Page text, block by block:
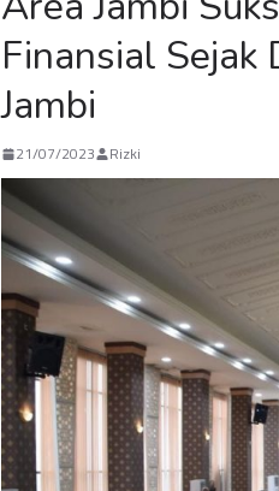
Finansial Sejak
Jambi
21/07/2023 Rizki